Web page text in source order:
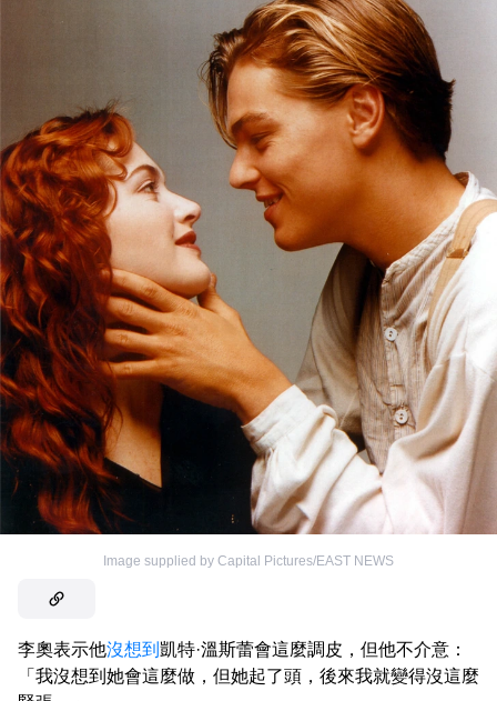
Image supplied by Capital Pictures/EAST NEWS
李奧表示他沒想到 凱特·溫斯蕾會這麼調皮，但他不介意：
「我沒想到她會這麼做，但她起了頭，後來我就變得沒這麼